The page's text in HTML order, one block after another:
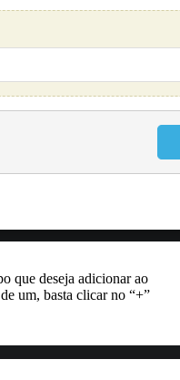
que deseja adicionar ao
um, basta clicar no “+”